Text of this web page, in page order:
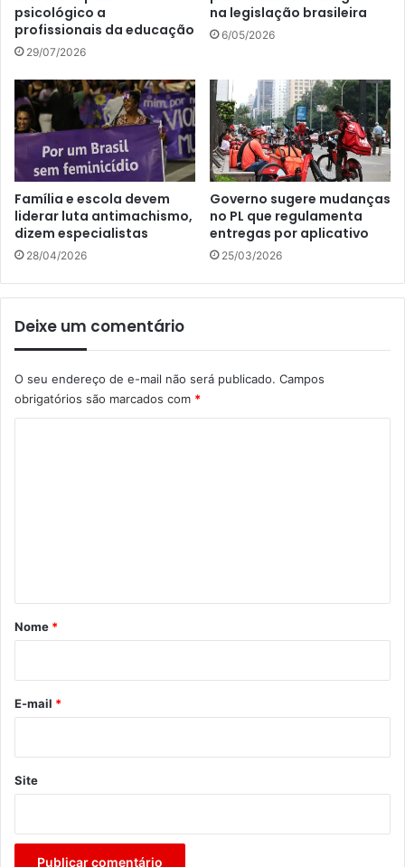
psicológico a
profissionais da educação
29/07/2026
na legislação brasileira
6/05/2026
Família e escola devem
liderar luta antimachismo,
dizem especialistas
28/04/2026
Governo sugere mudanças
no PL que regulamenta
entregas por aplicativo
25/03/2026
Deixe um comentário
O seu endereço de e-mail não será publicado. Campos
obrigatórios são marcados com *
r
*
Nome *
E-mail *
Site